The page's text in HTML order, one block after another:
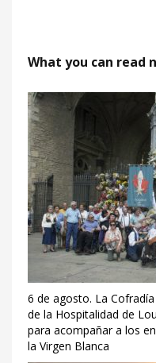
What you can read
6 de agosto. La
de la Hospitalidad de
para acompañar a los
la Virgen Blanca